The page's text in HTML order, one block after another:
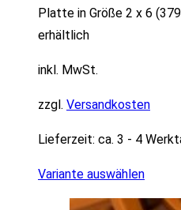
Platte in Größe 2 x 6
erhältlich
inkl. MwSt.
zzgl. Versandkosten
Lieferzeit: ca. 3 - 4
Variante auswählen